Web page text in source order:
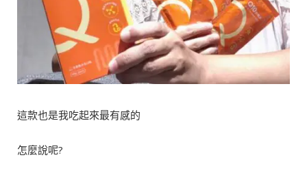
這款也是我吃起來最有感的
怎麼說呢?